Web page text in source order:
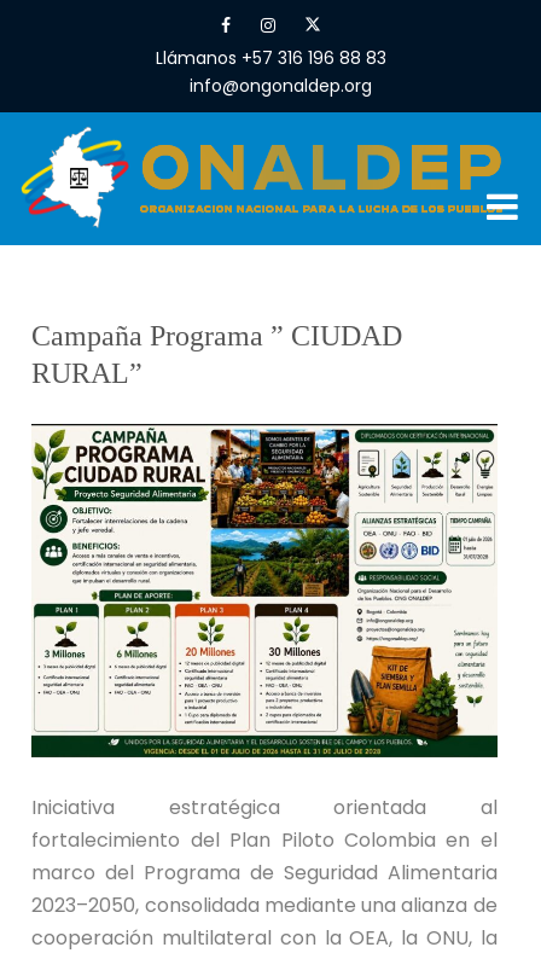
Llámanos +57 316 196 88 83
info@ongonaldep.org
Campaña Programa ” CIUDAD
RURAL”
Iniciativa estratégica orientada al
fortalecimiento del Plan Piloto Colombia en el
marco del Programa de Seguridad Alimentaria
2023–2050, consolidada mediante una alianza de
cooperación multilateral con la OEA, la ONU, la